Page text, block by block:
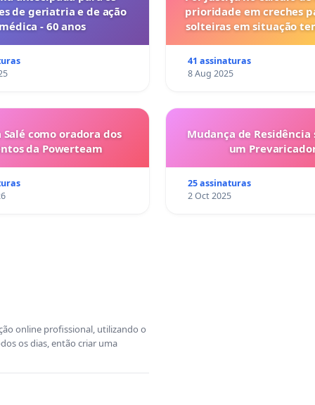
de geriatria e de ação
médica - 60 anos
prioridade em creches
solteiras em situação
41 assinaturas
8 Aug 2025
Salé como oradora dos
da Powerteam
Mudança de Residência
um
25 assinaturas
2 Oct 2025
online profissional, utilizando o
os dias, então criar uma